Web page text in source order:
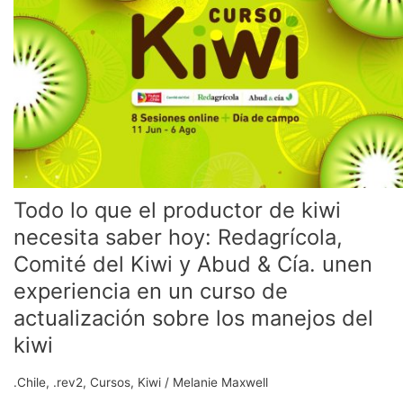
Todo lo que el productor de kiwi
necesita saber hoy: Redagrícola,
Comité del Kiwi y Abud & Cía. unen
experiencia en un curso de
actualización sobre los manejos del
kiwi
.Chile, .rev2, Cursos, Kiwi / Melanie Maxwell
que
el
productor
de
necesita
saber
hoy:
Redagrícola,
Comité
del
y
Abud
&
unen
experiencia
un